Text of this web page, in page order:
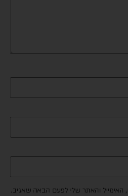
והאתר שלי לפעם הבאה שאגיב.